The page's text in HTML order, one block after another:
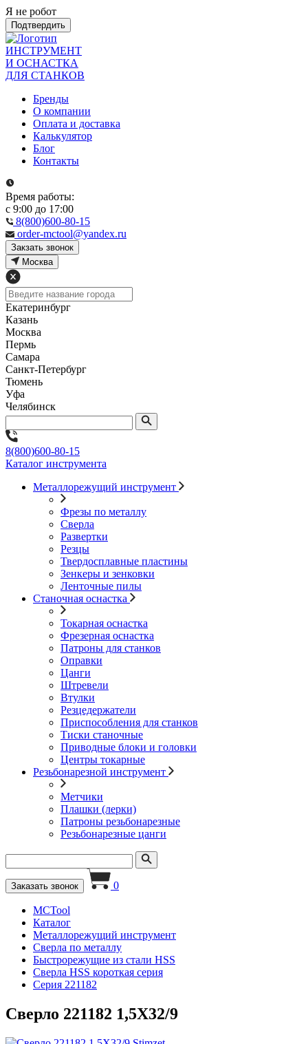
Я не робот
Подтвердить
ИНСТРУМЕНТ
И ОСНАСТКА
ДЛЯ СТАНКОВ
Бренды
О компании
Оплата и доставка
Калькулятор
Блог
Контакты
Время работы:
с 9:00 до 17:00
8(800)600-80-15
order-mctool@yandex.ru
Закзать звонок
Москва
Екатеринбург
Казань
Москва
Пермь
Самара
Санкт-Петербург
Тюмень
Уфа
Челябинск
8(800)600-80-15
Каталог инструмента
Металлорежущий инструмент
Фрезы по металлу
Сверла
Развертки
Резцы
Твердосплавные пластины
Зенкеры и зенковки
Ленточные пилы
Станочная оснастка
Токарная оснастка
Фрезерная оснастка
Патроны для станков
Оправки
Цанги
Штревели
Втулки
Резцедержатели
Приспособления для станков
Тиски станочные
Приводные блоки и головки
Центры токарные
Резьбонарезной инструмент
Метчики
Плашки (лерки)
Патроны резьбонарезные
Резьбонарезные цанги
Заказать звонок 0
MCTool
Каталог
Металлорежущий инструмент
Сверла по металлу
Быстрорежущие из стали HSS
Сверла HSS короткая серия
Серия 221182
Сверло 221182 1,5X32/9